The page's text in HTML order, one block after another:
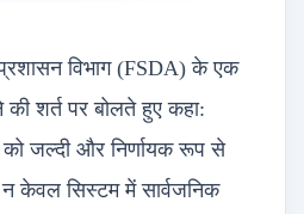
विभाग (FSDA) के एक
की शर्त पर बोलते हुए कहा:
को जल्दी और निर्णायक रूप से
केवल सिस्टम में सार्वजनिक